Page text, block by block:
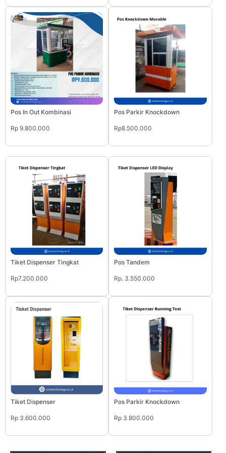
Pos In Out Kombinasi
Rp 9.800.000
Pos Parkir Knockdown
Rp8.500.000
Tiket Dispenser Tingkat
Rp7.200.000
Pos Tandem
Rp. 3.550.000
Tiket Dispenser
Rp 3.600.000
Pos Parkir Knockdown
Rp 3.800.000